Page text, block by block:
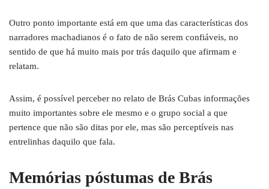
Outro ponto importante está em que uma das características dos
narradores machadianos é o fato de não serem confiáveis, no
sentido de que há muito mais por trás daquilo que afirmam e
relatam.
Assim, é possível perceber no relato de Brás Cubas informações
muito importantes sobre ele mesmo e o grupo social a que
pertence que não são ditas por ele, mas são perceptíveis nas
entrelinhas daquilo que fala.
Memórias póstumas de Brás